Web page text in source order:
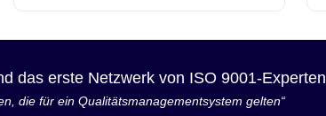
das erste Netzwerk von ISO 9001-Experten
die für ein Qualitätsmanagementsystem gelten“